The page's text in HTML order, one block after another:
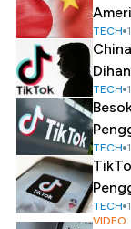
TECH
TECH
TECH
TECH
VIDEO